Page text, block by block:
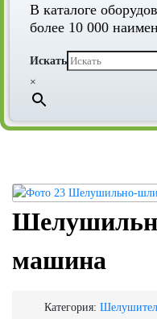
Шелушители
В каталоге
более 10 000
Искать
×
машина
Категория: